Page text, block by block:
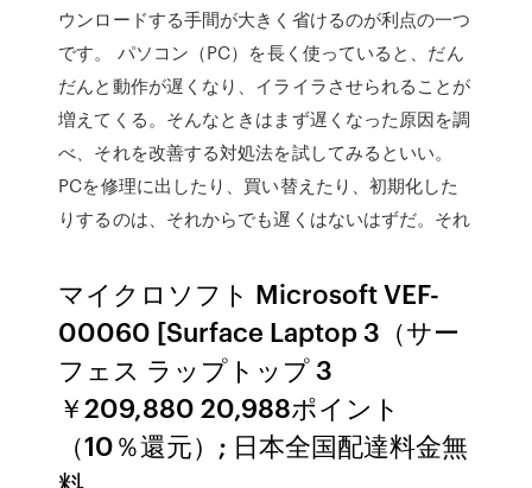
ウンロードする手間が大きく省けるのが利点の一つ
です。 パソコン（PC）を長く使っていると、だん
だんと動作が遅くなり、イライラさせられることが
増えてくる。そんなときはまず遅くなった原因を調
べ、それを改善する対処法を試してみるといい。
PCを修理に出したり、買い替えたり、初期化した
りするのは、それからでも遅くはないはずだ。それ
マイクロソフト Microsoft VEF-
00060 [Surface Laptop 3（サー
フェス ラップトップ 3
￥209,880 20,988ポイント
（10％還元）; 日本全国配達料金無